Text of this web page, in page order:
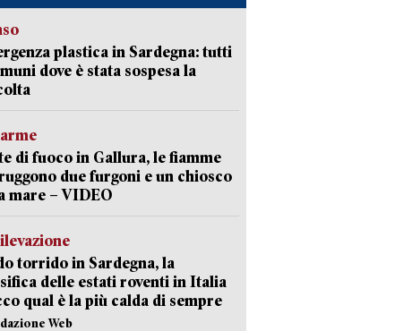
plastica in Sardegna: tutti
dove è stata sospesa la
di fuoco in Gallura, le fiamme
due furgoni e un chiosco
mare – VIDEO
torrido in Sardegna, la
delle estati roventi in Italia
qual è la più calda di sempre
Web